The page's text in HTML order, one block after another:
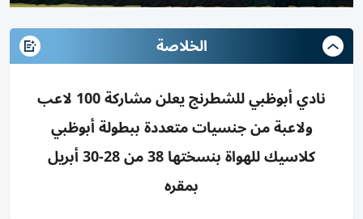
الخلاصة
نادي أبوظبي للشطرنج يعلن مشاركة 100 لاعب
ولاعبة من جنسيات متعددة ببطولة أبوظبي
كلاسيك للهواة بنسختها 38 من 28-30 أبريل
بمقره